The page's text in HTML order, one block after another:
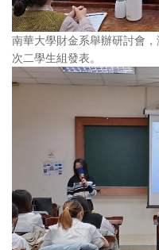
南華大學財金系舉辦研討會
次二學生組發表。